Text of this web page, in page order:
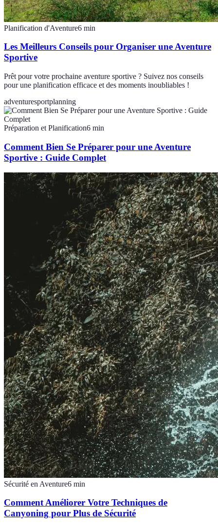
Planification d'Aventure6 min
Les Meilleurs Conseils pour Organiser une Aventure
Sportive
Prêt pour votre prochaine aventure sportive ? Suivez nos conseils
pour une planification efficace et des moments inoubliables !
adventuresportplanning
Préparation et Planification6 min
Comment Bien Se Préparer pour une Aventure
Sportive : Guide Complet
Sécurité en Aventure6 min
Comment Améliorer Votre Techniques de
Canyoning pour Plus de Sécurité